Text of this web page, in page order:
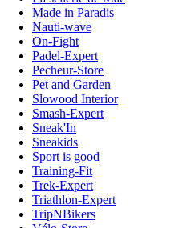
Made in Paradis
Nauti-wave
On-Fight
Padel-Expert
Pecheur-Store
Pet and Garden
Slowood Interior
Smash-Expert
Sneak'In
Sneakids
Sport is good
Training-Fit
Trek-Expert
Triathlon-Expert
TripNBikers